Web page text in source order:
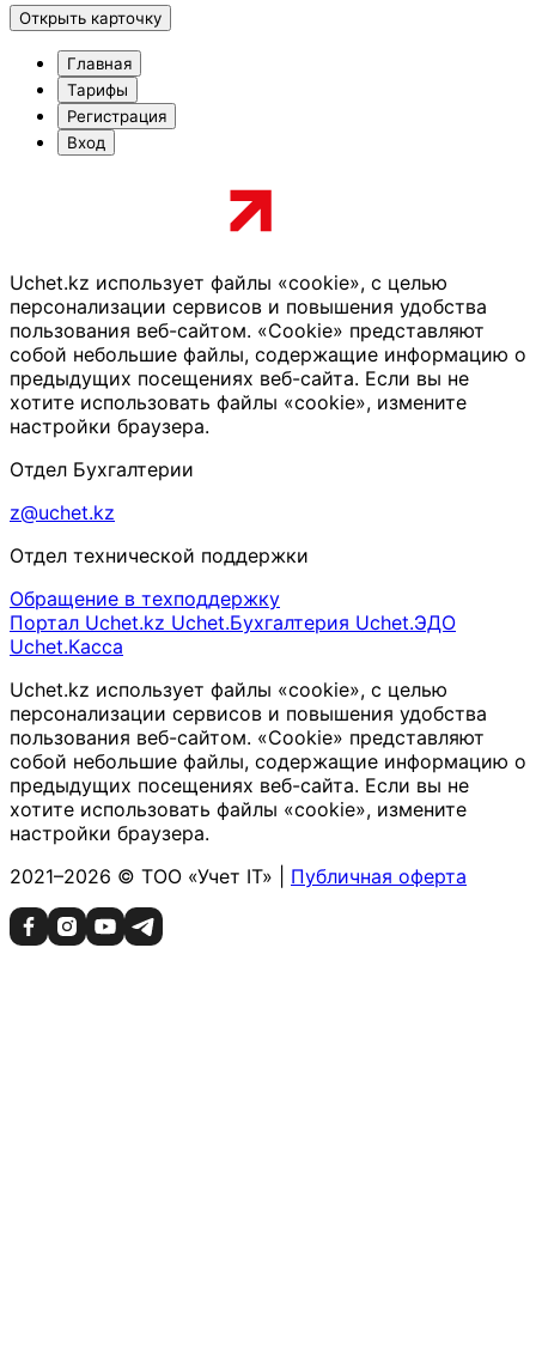
Открыть карточку
Главная
Тарифы
Регистрация
Вход
Uchet.kz использует файлы «cookie», с целью
персонализации сервисов и повышения удобства
пользования веб-сайтом. «Cookie» представляют
собой небольшие файлы, содержащие информацию о
предыдущих посещениях веб-сайта. Если вы не
хотите использовать файлы «cookie», измените
настройки браузера.
Отдел Бухгалтерии
z@uchet.kz
Отдел технической поддержки
Обращение в техподдержку
Портал Uchet.kz Uchet.Бухгалтерия Uchet.ЭДО
Uchet.Касса
Uchet.kz использует файлы «cookie», с целью
персонализации сервисов и повышения удобства
пользования веб-сайтом. «Cookie» представляют
собой небольшие файлы, содержащие информацию о
предыдущих посещениях веб-сайта. Если вы не
хотите использовать файлы «cookie», измените
настройки браузера.
2021–2026 © ТОО «Учет IT» | Публичная оферта